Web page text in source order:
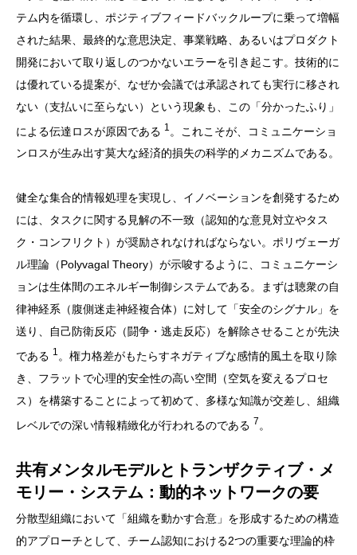
テム内を循環し、ポジティブフィードバックループに乗って増幅
された結果、最終的な意思決定、事業戦略、あるいはプロダクト
開発において取り返しのつかないエラーを引き起こす。技術的に
は優れている提案が、なぜか会議では承認されても実行に移され
ない（支払いに至らない）という現象も、この「分かったふり」
による伝達ロスが原因である 1 。これこそが、コミュニケーショ
ンロスが生み出す莫大な経済的損失の科学的メカニズムである。
健全な集合的情報処理を実現し、イノベーションを創発するため
には、タスクに関する見解の不一致（認知的な意見対立やタス
ク・コンフリクト）が奨励されなければならない。ポリヴェーガ
ル理論（Polyvagal Theory）が示唆するように、コミュニケーシ
ョンは生体間のエネルギー制御システムである。まずは聴衆の自
律神経系（腹側迷走神経複合体）に対して「安全のシグナル」を
送り、自己防衛反応（闘争・逃走反応）を解除させることが先決
である 1 。権力格差がもたらすネガティブな感情的風土を取り除
き、フラットで心理的安全性の高い空間（空気を変えるプロセ
ス）を構築することによって初めて、多様な知識が交差し、組織
レベルでの深い情報精緻化が行われるのである 7 。
共有メンタルモデルとトランザクティブ・メ
モリー・システム：動的ネットワークの要
分散型組織において「組織を動かす合意」を形成するための構造
的アプローチとして、チーム認知における2つの重要な理論的枠